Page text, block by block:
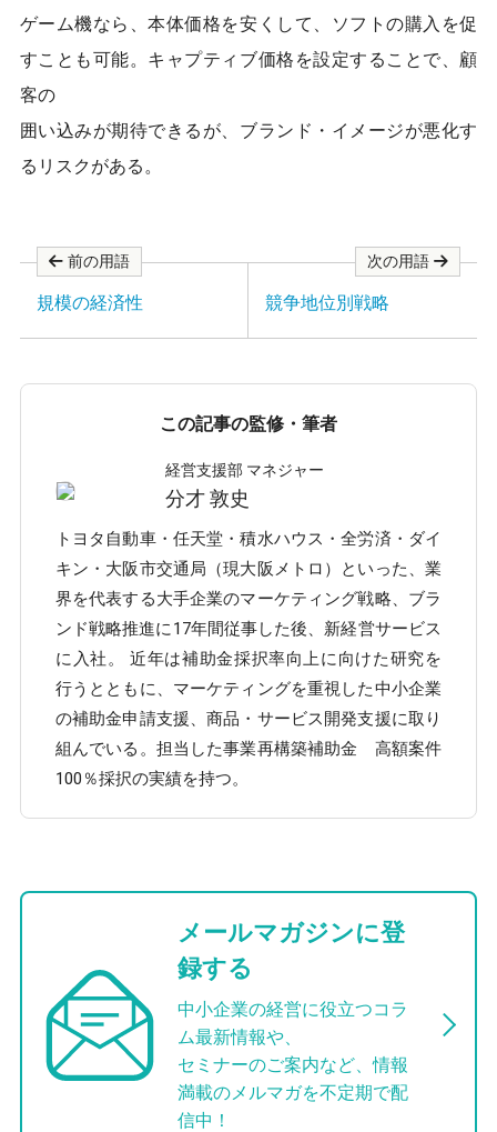
k
ゲーム機なら、本体価格を安くして、ソフトの購入を促
すことも可能。キャプティブ価格を設定することで、顧
客の
囲い込みが期待できるが、ブランド・イメージが悪化す
るリスクがある。
前の用語
規模の経済性
次の用語
競争地位別戦略
この記事の監修・筆者
経営支援部 マネジャー
分才 敦史
トヨタ自動車・任天堂・積水ハウス・全労済・ダイ
キン・大阪市交通局（現大阪メトロ）といった、業
界を代表する大手企業のマーケティング戦略、ブラ
ンド戦略推進に17年間従事した後、新経営サービス
に入社。 近年は補助金採択率向上に向けた研究を
行うとともに、マーケティングを重視した中小企業
の補助金申請支援、商品・サービス開発支援に取り
組んでいる。担当した事業再構築補助金 高額案件
100％採択の実績を持つ。
メールマガジンに登
録する
中小企業の経営に役立つコラ
ム最新情報や、
セミナーのご案内など、情報
満載のメルマガを不定期で配
信中！